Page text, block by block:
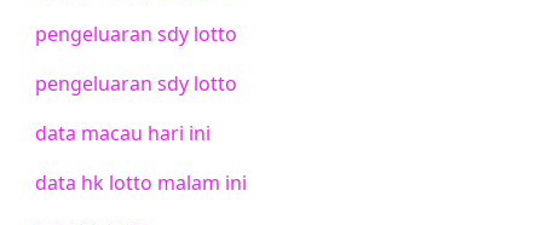
pengeluaran sdy lotto
pengeluaran sdy lotto
data macau hari ini
data hk lotto malam ini